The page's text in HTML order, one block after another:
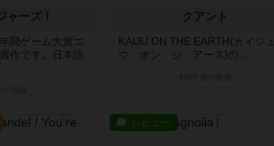
ャーズ！
間ゲーム大賞エ
作です。日本語
クアント
KAIJU ON THE EARTH(カイジュ
ウ オン ジ アース)の...
レビュー